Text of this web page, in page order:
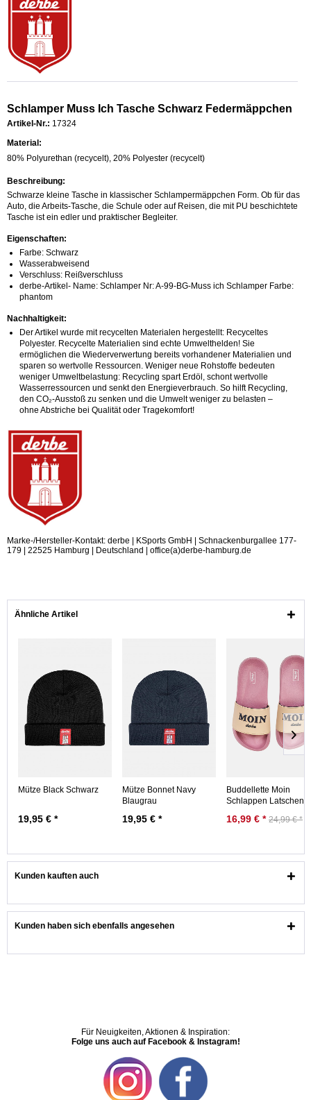
Schlamper Muss Ich Tasche Schwarz Federmäppchen
Artikel-Nr.: 17324
Material:
80% Polyurethan (recycelt), 20% Polyester (recycelt)
Beschreibung:
Schwarze kleine Tasche in klassischer Schlampermäppchen Form. Ob für das
Auto, die Arbeits-Tasche, die Schule oder auf Reisen, die mit PU beschichtete
Tasche ist ein edler und praktischer Begleiter.
Eigenschaften:
Farbe: Schwarz
Wasserabweisend
Verschluss: Reißverschluss
derbe-Artikel- Name: Schlamper Nr: A-99-BG-Muss ich Schlamper Farbe:
phantom
Nachhaltigkeit:
Der Artikel wurde mit recycelten Materialen hergestellt: Recyceltes
Polyester. Recycelte Materialien sind echte Umwelthelden! Sie
ermöglichen die Wiederverwertung bereits vorhandener Materialien und
sparen so wertvolle Ressourcen. Weniger neue Rohstoffe bedeuten
weniger Umweltbelastung: Recycling spart Erdöl, schont wertvolle
Wasserressourcen und senkt den Energieverbrauch. So hilft Recycling,
den CO₂-Ausstoß zu senken und die Umwelt weniger zu belasten –
ohne Abstriche bei Qualität oder Tragekomfort!
Marke-/Hersteller-Kontakt: derbe | KSports GmbH | Schnackenburgallee 177-
179 | 22525 Hamburg | Deutschland | office(a)derbe-hamburg.de
Ähnliche Artikel
Mütze Black Schwarz
19,95 € *
Mütze Bonnet Navy
Blaugrau
19,95 € *
Buddellette Moin
Schlappen Latschen
16,99 € * 24,99 € *
Kunden kauften auch
Kunden haben sich ebenfalls angesehen
Für Neuigkeiten, Aktionen & Inspiration:
Folge uns auch auf Facebook & Instagram!